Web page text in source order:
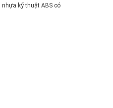
kỹ thuật ABS có